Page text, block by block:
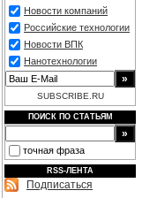
Новости компаний
Российские технологии
Новости ВПК
Нанотехнологии
SUBSCRIBE.RU
ПОИСК ПО СТАТЬЯМ
точная фраза
RSS-ЛЕНТА
Подписаться